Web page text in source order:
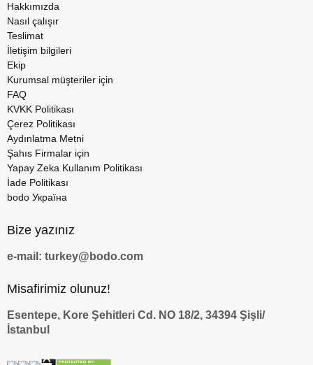
Hakkımızda
Nasıl çalışır
Teslimat
İletişim bilgileri
Ekip
Kurumsal müşteriler için
FAQ
KVKK Politikası
Çerez Politikası
Aydınlatma Metni
Şahıs Firmalar için
Yapay Zeka Kullanım Politikası
İade Politikası
bodo Україна
Bize yazınız
e-mail: turkey@bodo.com
Misafirimiz olunuz!
Esentepe, Kore Şehitleri Cd. NO 18/2, 34394 Şişli/
İstanbul